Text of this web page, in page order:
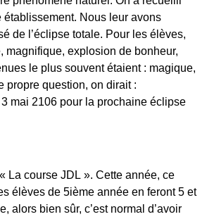
établissement. Nous leur avons
de l’éclipse totale. Pour les élèves,
magnifique, explosion de bonheur,
le plus souvent étaient : magique,
propre question, on dirait :
mai 2106 pour la prochaine éclipse
La course JDL ». Cette année, ce
élèves de 5ième année en feront 5 et
alors bien sûr, c’est normal d’avoir